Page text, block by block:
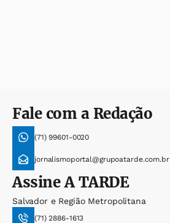
Fale com a Redação
(71) 99601-0020
jornalismoportal@grupoatarde.com.br
AssineA TARDE
Salvador e Região Metropolitana
(71) 2886-1613